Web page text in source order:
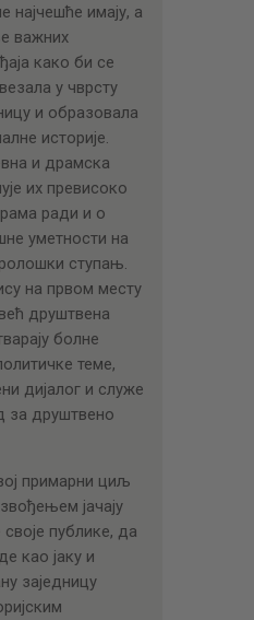
најчешће имају, а
важних
како би се
у чврсту
и образовала
историје.
и драмска
их превисоко
ради и о
уметности на
ступањ.
на првом месту
друштвена
болне
теме,
дијалог и служе
за друштвено
примарни циљ
јачају
публике, да
као јаку и
заједницу